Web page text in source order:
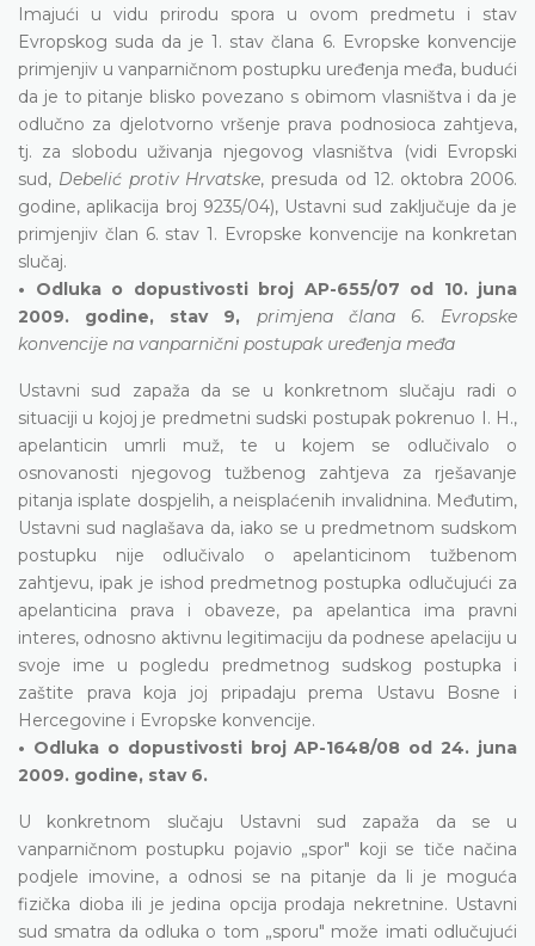
Imajući u vidu prirodu spora u ovom predmetu i stav
Evropskog suda da je 1. stav člana 6. Evropske konvencije
primjenjiv u vanparničnom postupku uređenja međa, budući
da je to pitanje blisko povezano s obimom vlasništva i da je
odlučno za djelotvorno vršenje prava podnosioca zahtjeva,
tj. za slobodu uživanja njegovog vlasništva (vidi Evropski
sud, Debelić protiv Hrvatske, presuda od 12. oktobra 2006.
godine, aplikacija broj 9235/04), Ustavni sud zaključuje da je
primjenjiv član 6. stav 1. Evropske konvencije na konkretan
slučaj.
• Odluka o dopustivosti broj AP-655/07 od 10. juna
2009. godine, stav 9, primjena člana 6. Evropske
konvencije na vanparnični postupak uređenja međa
Ustavni sud zapaža da se u konkretnom slučaju radi o
situaciji u kojoj je predmetni sudski postupak pokrenuo I. H.,
apelanticin umrli muž, te u kojem se odlučivalo o
osnovanosti njegovog tužbenog zahtjeva za rješavanje
pitanja isplate dospjelih, a neisplaćenih invalidnina. Međutim,
Ustavni sud naglašava da, iako se u predmetnom sudskom
postupku nije odlučivalo o apelanticinom tužbenom
zahtjevu, ipak je ishod predmetnog postupka odlučujući za
apelanticina prava i obaveze, pa apelantica ima pravni
interes, odnosno aktivnu legitimaciju da podnese apelaciju u
svoje ime u pogledu predmetnog sudskog postupka i
zaštite prava koja joj pripadaju prema Ustavu Bosne i
Hercegovine i Evropske konvencije.
• Odluka o dopustivosti broj AP-1648/08 od 24. juna
2009. godine, stav 6.
U konkretnom slučaju Ustavni sud zapaža da se u
vanparničnom postupku pojavio „spor" koji se tiče načina
podjele imovine, a odnosi se na pitanje da li je moguća
fizička dioba ili je jedina opcija prodaja nekretnine. Ustavni
sud smatra da odluka o tom „sporu" može imati odlučujući